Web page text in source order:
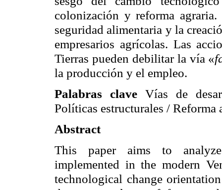
colonización y reforma
seguridad alimentaria y la
empresarios agrícolas. Las
Tierras pueden debilitar la vía «
la producción y el empleo.
Palabras clave Vías de
Políticas estructurales / Reforma
Abstract
This paper aims to
implemented in the modern
technological change